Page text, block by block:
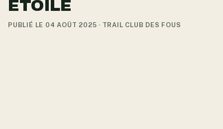
ÉTOILE
PUBLIÉ LE 04 AOÛT 2025 · TRAIL CLUB DES FOUS